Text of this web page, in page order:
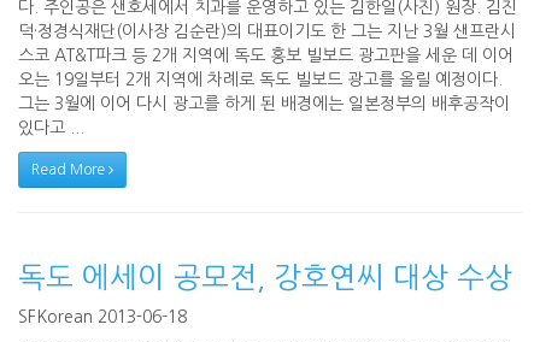
다. 주인공은 샌호세에서 치과를 운영하고 있는 김한일(사진) 원장. 김진
덕·정경식재단(이사장 김순란)의 대표이기도 한 그는 지난 3월 샌프란시
스코 AT&T파크 등 2개 지역에 독도 홍보 빌보드 광고판을 세운 데 이어
오는 19일부터 2개 지역에 차례로 독도 빌보드 광고를 올릴 예정이다.
그는 3월에 이어 다시 광고를 하게 된 배경에는 일본정부의 배후공작이
있다고 ...
Read More
독도 에세이 공모전, 강호연씨 대상 수상
SFKorean 2013-06-18